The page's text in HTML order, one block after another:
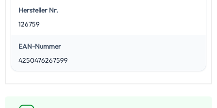
Hersteller Nr.
126759
EAN-Nummer
4250476267599